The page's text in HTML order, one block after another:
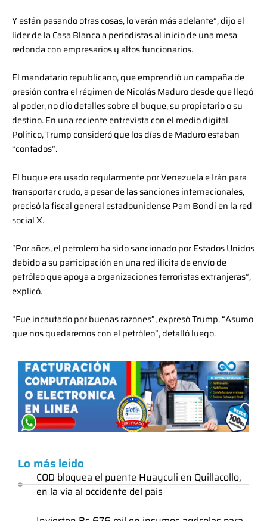
Y están pasando otras cosas, lo verán más adelante”, dijo el
líder de la Casa Blanca a periodistas al inicio de una mesa
redonda con empresarios y altos funcionarios.
El mandatario republicano, que emprendió un campaña de
presión contra el régimen de Nicolás Maduro desde que llegó
al poder, no dio detalles sobre el buque, su propietario o su
destino. En una reciente entrevista con el medio digital
Politico, Trump consideró que los días de Maduro estaban
“contados”.
El buque era usado regularmente por Venezuela e Irán para
transportar crudo, a pesar de las sanciones internacionales,
precisó la fiscal general estadounidense Pam Bondi en la red
social X.
“Por años, el petrolero ha sido sancionado por Estados Unidos
debido a su participación en una red ilícita de envío de
petróleo que apoya a organizaciones terroristas extranjeras”,
explicó.
“Fue incautado por buenas razones”, expresó Trump. “Asumo
que nos quedaremos con el petróleo”, detalló luego.
Lo más leido
COD bloquea el puente Huayculi en Quillacollo,
en la vía al occidente del país